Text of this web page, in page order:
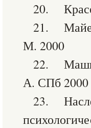
20.
21.
М. 2000
22.
А. СПб 2000
23.